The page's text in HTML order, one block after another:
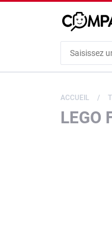
ACCUEIL
LEGO